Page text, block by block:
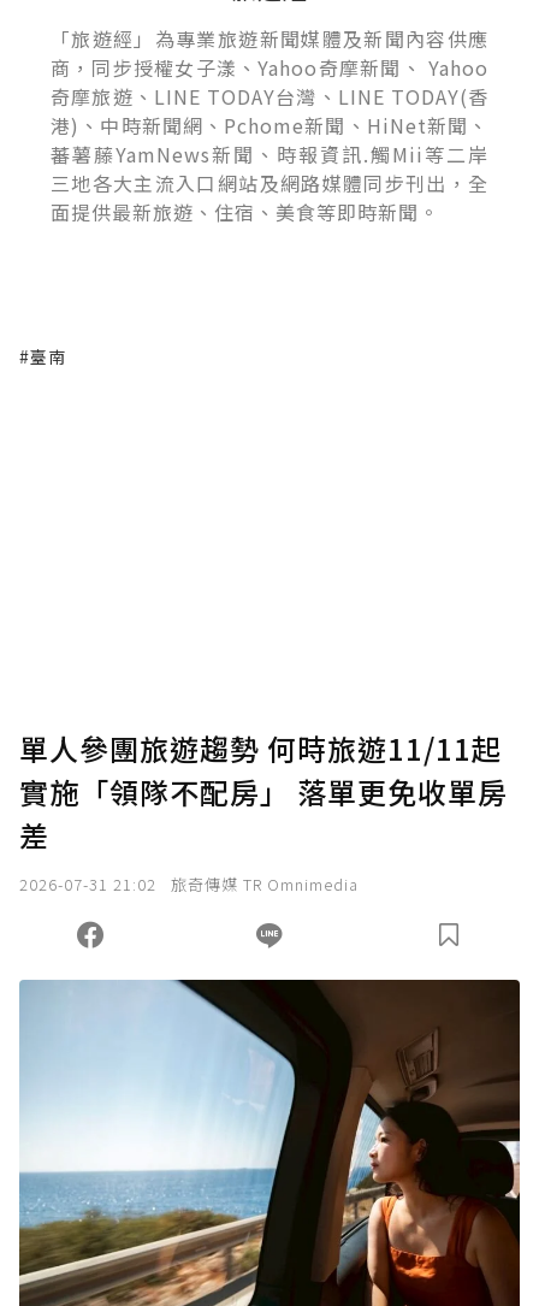
「旅遊經」為專業旅遊新聞媒體及新聞內容供應
商，同步授權女子漾、Yahoo奇摩新聞、 Yahoo
奇摩旅遊、LINE TODAY台灣、LINE TODAY(香
港)、中時新聞網、Pchome新聞、HiNet新聞、
蕃薯藤YamNews新聞、時報資訊.觸Mii等二岸
三地各大主流入口網站及網路媒體同步刊出，全
面提供最新旅遊、住宿、美食等即時新聞。
#臺南
單人參團旅遊趨勢 何時旅遊11/11起
實施「領隊不配房」 落單更免收單房
差
2026-07-31 21:02 旅奇傳媒 TR Omnimedia